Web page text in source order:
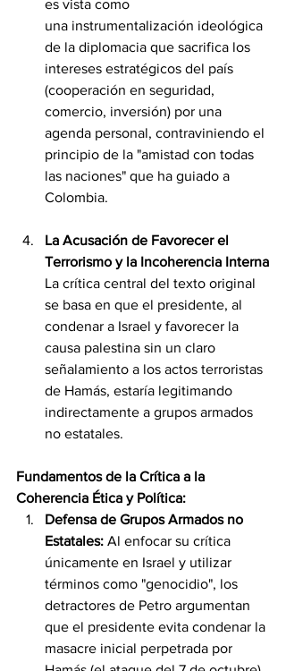
es vista como
una instrumentalización ideológica
de la diplomacia que sacrifica los
intereses estratégicos del país
(cooperación en seguridad,
comercio, inversión) por una
agenda personal, contraviniendo el
principio de la "amistad con todas
las naciones" que ha guiado a
Colombia.
La Acusación de Favorecer el
Terrorismo y la Incoherencia Interna
La crítica central del texto original
se basa en que el presidente, al
condenar a Israel y favorecer la
causa palestina sin un claro
señalamiento a los actos terroristas
de Hamás, estaría legitimando
indirectamente a grupos armados
no estatales.
Fundamentos de la Crítica a la
Coherencia Ética y Política:
Defensa de Grupos Armados no
Estatales: Al enfocar su crítica
únicamente en Israel y utilizar
términos como "genocidio", los
detractores de Petro argumentan
que el presidente evita condenar la
masacre inicial perpetrada por